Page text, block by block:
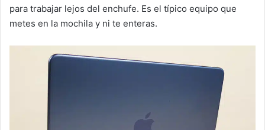
para trabajar lejos del enchufe. Es el típico equipo que
metes en la mochila y ni te enteras.